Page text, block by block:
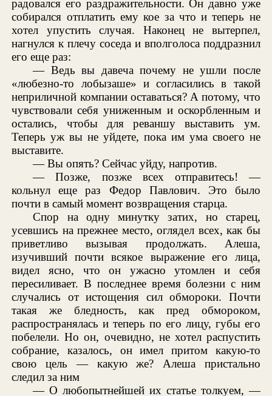
радовался его раздражительности. Он давно уже
собирался отплатить ему кое за что и теперь не
хотел упустить случая. Наконец не вытерпел,
нагнулся к плечу соседа и вполголоса поддразнил
его еще раз:
— Ведь вы давеча почему не ушли после
«любезно-то лобызаше» и согласились в такой
неприличной компании оставаться? А потому, что
чувствовали себя униженным и оскорбленным и
остались, чтобы для реваншу выставить ум.
Теперь уж вы не уйдете, пока им ума своего не
выставите.
— Вы опять? Сейчас уйду, напротив.
— Позже, позже всех отправитесь! —
кольнул еще раз Федор Павлович. Это было
почти в самый момент возвращения старца.
Спор на одну минутку затих, но старец,
усевшись на прежнее место, оглядел всех, как бы
приветливо вызывая продолжать. Алеша,
изучивший почти всякое выражение его лица,
видел ясно, что он ужасно утомлен и себя
пересиливает. В последнее время болезни с ним
случались от истощения сил обмороки. Почти
такая же бледность, как пред обмороком,
распространялась и теперь по его лицу, губы его
побелели. Но он, очевидно, не хотел распустить
собрание, казалось, он имел притом какую-то
свою цель — какую же? Алеша пристально
следил за ним
— О любопытнейшей их статье толкуем, —